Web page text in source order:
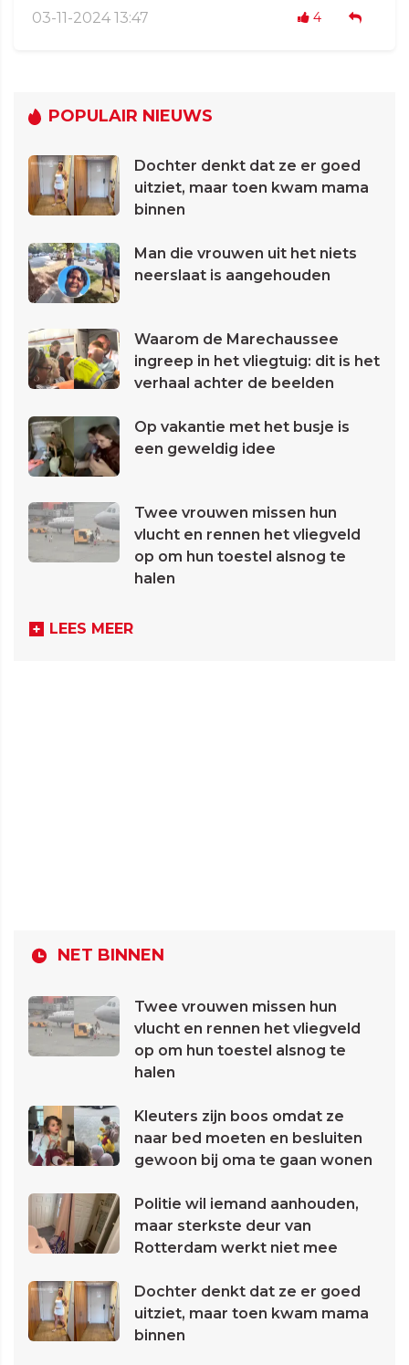
03-11-2024 13:47 4
POPULAIR NIEUWS
Dochter denkt dat ze er goed
uitziet, maar toen kwam mama
binnen
Man die vrouwen uit het niets
neerslaat is aangehouden
Waarom de Marechaussee
ingreep in het vliegtuig: dit is het
verhaal achter de beelden
Op vakantie met het busje is
een geweldig idee
Twee vrouwen missen hun
vlucht en rennen het vliegveld
op om hun toestel alsnog te
halen
LEES MEER
NET BINNEN
Twee vrouwen missen hun
vlucht en rennen het vliegveld
op om hun toestel alsnog te
halen
Kleuters zijn boos omdat ze
naar bed moeten en besluiten
gewoon bij oma te gaan wonen
Politie wil iemand aanhouden,
maar sterkste deur van
Rotterdam werkt niet mee
Dochter denkt dat ze er goed
uitziet, maar toen kwam mama
binnen